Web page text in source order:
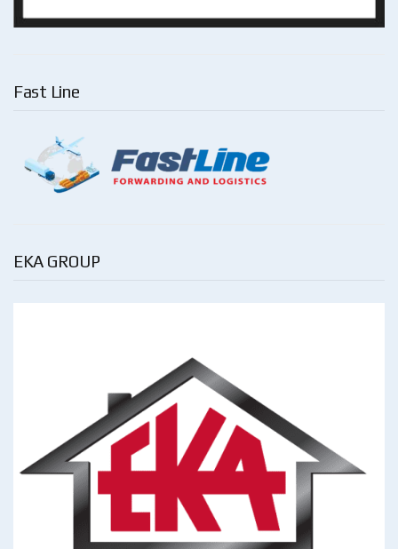
Fast Line
EKA GROUP